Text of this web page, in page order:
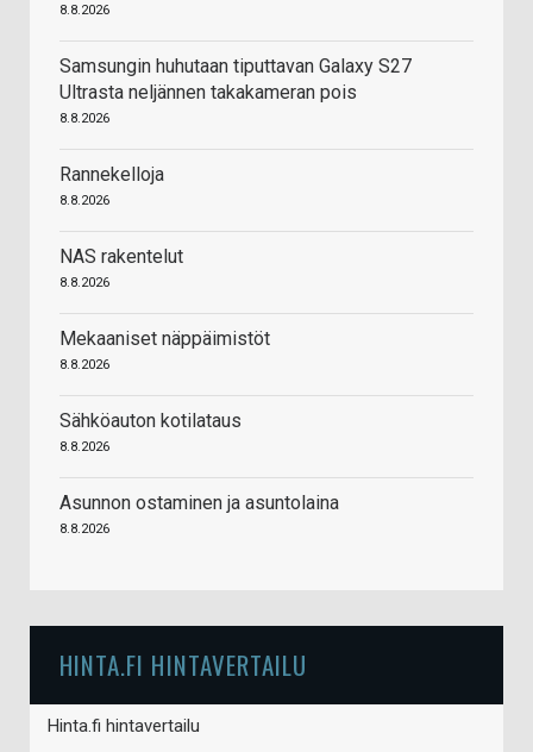
8.8.2026
Samsungin huhutaan tiputtavan Galaxy S27
Ultrasta neljännen takakameran pois
8.8.2026
Rannekelloja
8.8.2026
NAS rakentelut
8.8.2026
Mekaaniset näppäimistöt
8.8.2026
Sähköauton kotilataus
8.8.2026
Asunnon ostaminen ja asuntolaina
8.8.2026
HINTA.FI HINTAVERTAILU
Hinta.fi hintavertailu